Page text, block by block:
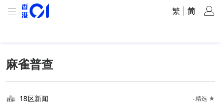
繁 简
麻雀普查
18区新闻 精选 ★